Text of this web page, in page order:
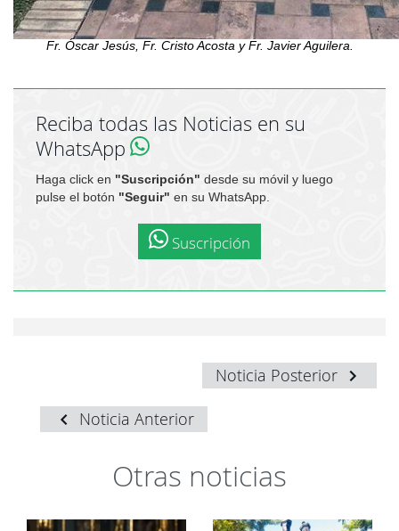
Fr. Óscar Jesús, Fr. Cristo Acosta y Fr. Javier Aguilera.
Reciba todas las Noticias en su
WhatsApp
Haga click en "Suscripción" desde su móvil y luego
pulse el botón "Seguir" en su WhatsApp.
Suscripción
Noticia Posterior
Noticia Anterior
Otras noticias